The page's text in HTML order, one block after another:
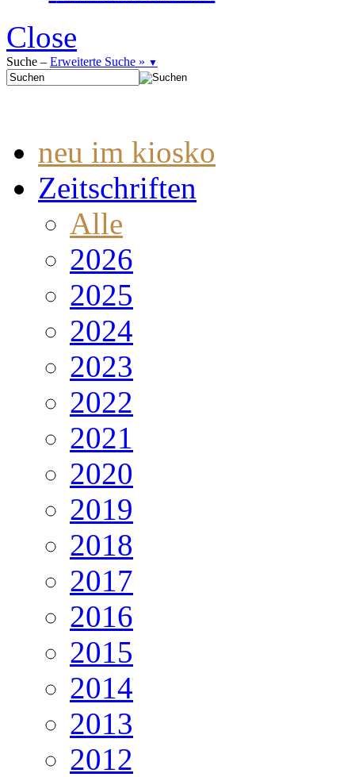
Close
Suche – Erweiterte Suche » ▼
neu im kiosko
Zeitschriften
Alle
2026
2025
2024
2023
2022
2021
2020
2019
2018
2017
2016
2015
2014
2013
2012